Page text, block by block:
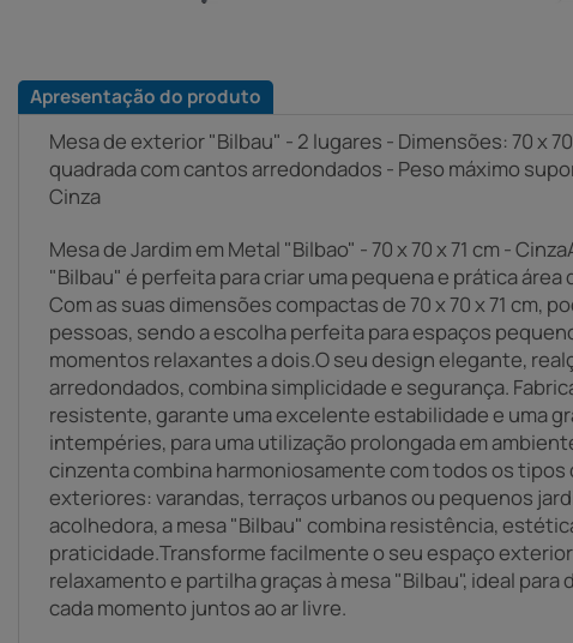
Apresentação do produto
Mesa de exterior "Bilbau" - 2 lugares - Dimensões: 70 x 70
quadrada com cantos arredondados - Peso máximo
Cinza
Mesa de Jardim em Metal "Bilbao" - 70 x 70 x 71 cm -
"Bilbau" é perfeita para criar uma pequena e prática área
Com as suas dimensões compactas de 70 x 70 x 71 cm,
pessoas, sendo a escolha perfeita para espaços
momentos relaxantes a dois.O seu design elegante,
arredondados, combina simplicidade e segurança.
resistente, garante uma excelente estabilidade e uma
intempéries, para uma utilização prolongada em
cinzenta combina harmoniosamente com todos os tipos
exteriores: varandas, terraços urbanos ou pequenos
acolhedora, a mesa "Bilbau" combina resistência,
praticidade.Transforme facilmente o seu espaço
relaxamento e partilha graças à mesa "Bilbau", ideal para
cada momento juntos ao ar livre.